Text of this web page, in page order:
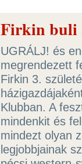
Firkin buli
UGRÁLJ! és
megrendezett
Firkin 3.
Klubban. A
mindenkit és
mindezt olyan
legjobbjainak